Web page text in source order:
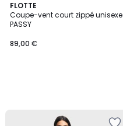
FLOTTE
Coupe-vent court zippé unisexe
PASSY
89,00 €